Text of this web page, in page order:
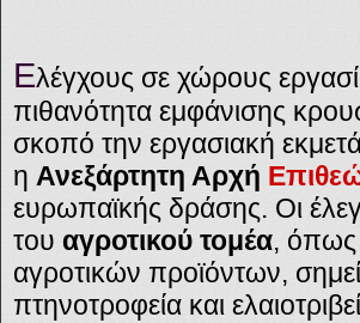
Ελέγχους σε χώρους
πιθανότητα εμφάνισης
σκοπό την εργασιακή
η Ανεξάρτητη Αρχή
ευρωπαϊκής δράσης. Οι
του αγροτικού τομέα, όπως
αγροτικών προϊόντων,
πτηνοτροφεία και